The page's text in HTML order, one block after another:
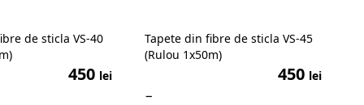
de sticla VS-40
450 lei
Tapete din fibre de sticla VS-45
(Rulou 1x50m)
450 lei
−